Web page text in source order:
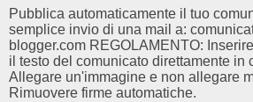
Pubblica automaticamente il tuo
semplice invio di una mail a:
blogger.com REGOLAMENTO:
il testo del comunicato direttamente in
Allegare un'immagine e non allegare
Rimuovere firme automatiche.